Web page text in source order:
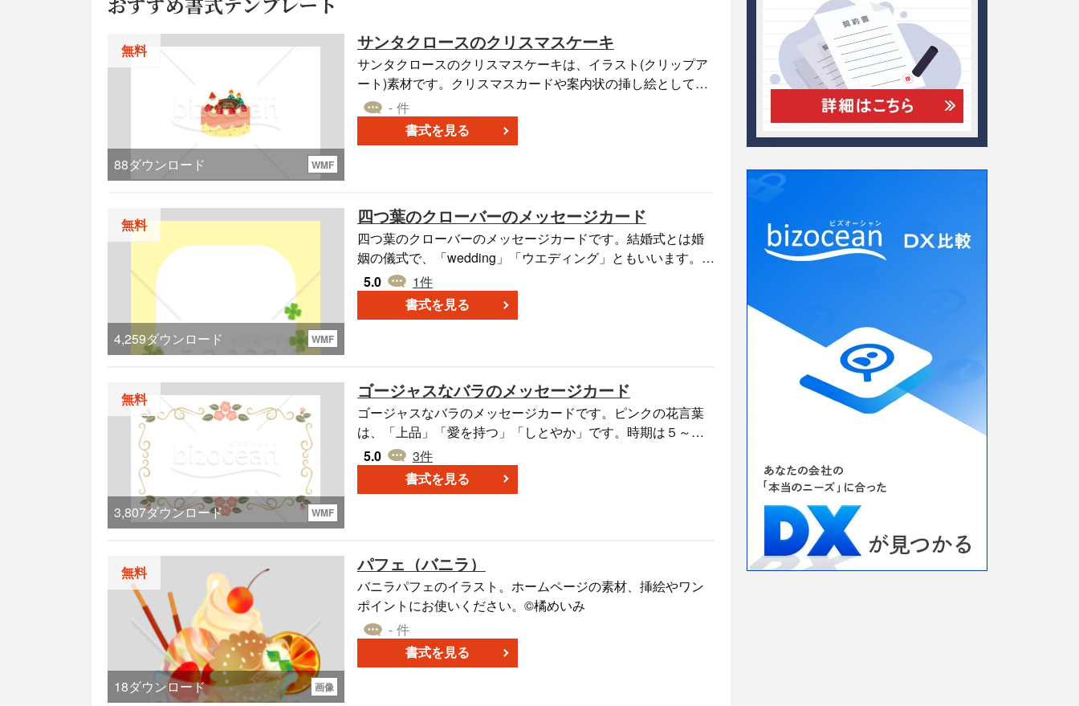
無料
88ダウンロード WMF
サンタクロースのクリスマスケーキ
サンタクロースのクリスマスケーキは、イラスト(クリップア
ート)素材です。クリスマスカードや案内状の挿し絵としてご
利用ください。パワーポイント・エクセル・ワードなどにそ
のまま貼り付けることができます。無料ダウンロードしてご
利用ください。
- 件
書式を見る
無料
4,259ダウンロード WMF
四つ葉のクローバーのメッセージカード
四つ葉のクローバーのメッセージカードです。結婚式とは婚
姻の儀式で、「wedding」「ウエディング」ともいいます。手
作りの招待状やメッセージカード、席次表、席札、メニュー
表、ウェルカムボード、プロフィールを作る際にご利用くだ
さい。 メッセージカードは、はがきサイズでプリントアウト
5.0 1件
書式を見る
無料
3,807ダウンロード WMF
ゴージャスなバラのメッセージカード
ゴージャスなバラのメッセージカードです。ピンクの花言葉
は、「上品」「愛を持つ」「しとやか」です。時期は５～６
月までです。メッセージカードは、はがきサイズでプリント
アウトしてご利用ください。はがきサイズからA4、A3サイズ
にも拡大して利用できます。パワーポイント・エクセル・ワ
5.0 3件
書式を見る
無料
18ダウンロード 画像
パフェ（バニラ）
バニラパフェのイラスト。ホームページの素材、挿絵やワン
ポイントにお使いください。©橘めいみ
- 件
書式を見る